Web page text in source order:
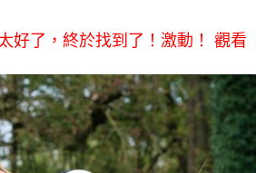
好了，終於找到了！激動！ 觀看